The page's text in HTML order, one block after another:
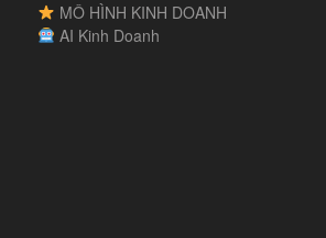
MÔ HÌNH KINH DOANH
AI Kinh Doanh